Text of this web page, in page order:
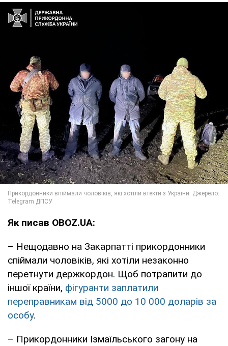
Як писав OBOZ.UA:
– Нещодавно на Закарпатті прикордонники
спіймали чоловіків, які хотіли незаконно
перетнути держкордон. Щоб потрапити до
іншої країни, фігуранти заплатили
переправникам від 5000 до 10 000 доларів за
особу.
– Прикордонники Ізмаїльського загону на